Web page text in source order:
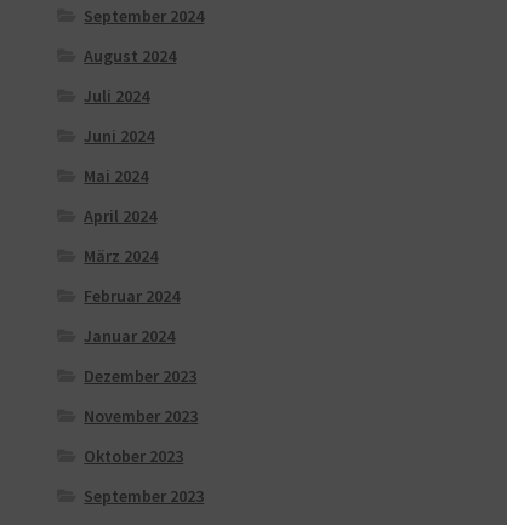
September 2024
August 2024
Juli 2024
Juni 2024
Mai 2024
April 2024
März 2024
Februar 2024
Januar 2024
Dezember 2023
November 2023
Oktober 2023
September 2023